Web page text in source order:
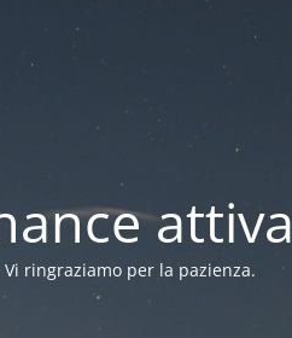
attiva
ringraziamo per la pazienza.